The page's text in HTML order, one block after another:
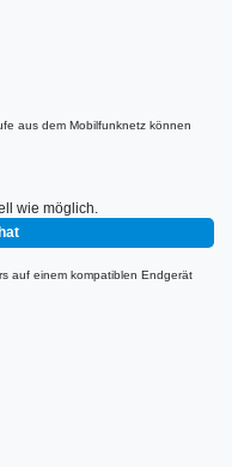
aus dem Mobilfunknetz können
wie möglich.
auf einem kompatiblen Endgerät